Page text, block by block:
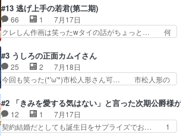
になんか既視感を覚えるけどな… ソルコクタニが
憎むべき人であり、かつての… ラストの展開でぞ
くっとした。そういう方向…
クロたんのちょっとしたサービスカット… 面白い
設定の作品だね。夢の国デート回は怪… 結構評判
になってたので見てみたけど、評判… 今時初デー
トでそのチョイスは一発アウトだ… 結構、少女マ
お互いの誤解が解けてよかっ… 円盤購入を検討し
始めるくらい最高だったな… 1人のjkとして普通
に生きたいのにそれを…
#13 逃げ上手の若君(第二期)
66 1
7月17日
クレしん作画は笑ったwタイの話がちょっと… 何
の講談から始まり途中も実写演出入った… 相変わ
らずコミカルなKAMAKURA良く… 動画検査させ
ていただきました！待ちに待っ… 1期目の導入も
だけれどもぉ2期目の導入も… 観てたらいつの間
党、Bパートでは庇番衆。… 故郷は遠きにありて
思ふものそれは時行の鎌… というただの日常回か
と思いきや、そこから…
#3 うしろの正面カムイさん
25 2
7月18日
今回も笑った(*'ω'*)市松人形さん可… 市松人形の
の仕事を思わせるケレン味作画… あいかわらず杉
田さんのアドリブっぽいなに… ギャグもいいし作
画も綺麗このシーンは原作… 呪いの人形は仲間に
なるの怪奇組とのネタ被… 呪いの人形、人形相手
#2 「きみを愛する気はない」と言った次期公爵様が
12 1
7月17日
契約結婚だとしても誕生日をサプライズでお… 1